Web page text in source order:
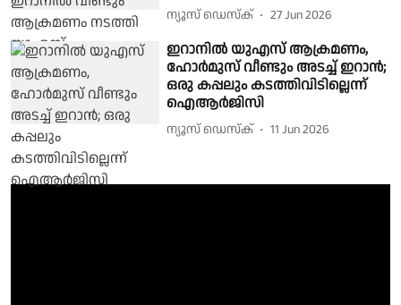
ന്യൂസ് ഡെസ്ക് 27 Jun 2026
ഇറാനില്‍ യുഎസ് ആക്രമണം,
ഹോര്‍മുസ് വീണ്ടും അടച്ച് ഇറാന്‍;
ഒരു കപ്പലും കടത്തിവിടില്ലെന്ന്
ഐആര്‍ജിസി
ന്യൂസ് ഡെസ്ക് 11 Jun 2026